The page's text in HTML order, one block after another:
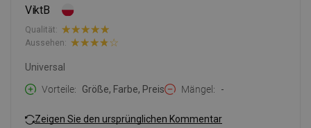
ViktB
Qualität:
Aussehen:
Universal
Vorteile
Größe, Farbe, Preis Mängel -
Zeigen Sie den ursprünglichen Kommentar